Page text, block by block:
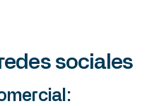
sociales